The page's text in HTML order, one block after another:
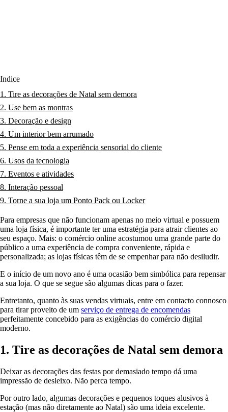
Índice
1. Tire as decorações de Natal sem demora
2. Use bem as montras
3. Decoração e design
4. Um interior bem arrumado
5. Pense em toda a experiência sensorial do cliente
6. Usos da tecnologia
7. Eventos e atividades
8. Interação pessoal
9. Torne a sua loja um Ponto Pack ou Locker
Para empresas que não funcionam apenas no meio virtual e possuem
uma loja física, é importante ter uma estratégia para atrair clientes ao
seu espaço. Mais: o comércio online acostumou uma grande parte do
público a uma experiência de compra conveniente, rápida e
personalizada; as lojas físicas têm de se empenhar para não desiludir.
E o início de um novo ano é uma ocasião bem simbólica para repensar
a sua loja. O que se segue são algumas dicas para o fazer.
Entretanto, quanto às suas vendas virtuais, entre em contacto connosco
para tirar proveito de um serviço de entrega de encomendas
perfeitamente concebido para as exigências do comércio digital
moderno.
1. Tire as decorações de Natal sem demora
Deixar as decorações das festas por demasiado tempo dá uma
impressão de desleixo. Não perca tempo.
Por outro lado, algumas decorações e pequenos toques alusivos à
estação (mas não diretamente ao Natal) são uma ideia excelente.